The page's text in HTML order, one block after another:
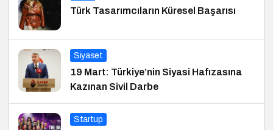
Türk Tasarımcıların Küresel Başarısı
Siyaset
19 Mart: Türkiye’nin Siyasi Hafızasına
Kazınan Sivil Darbe
Startup